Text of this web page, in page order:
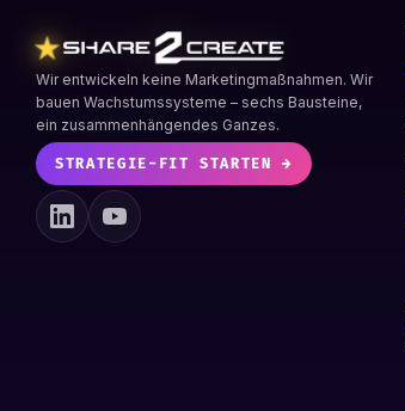
★
Wir entwickeln keine Marketingmaßnahmen. Wir
bauen Wachstumssysteme – sechs Bausteine,
ein zusammenhängendes Ganzes.
STRATEGIE-FIT STARTEN →